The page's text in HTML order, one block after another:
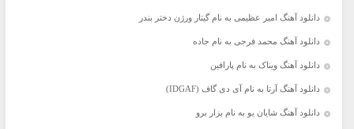
دانلود آهنگ امیر عظیمی به نام گیتار ورژن دختر بندر
دانلود آهنگ محمد فرجی به نام جاده
دانلود آهنگ ویناک به نام پارافین
دانلود آهنگ آرتا به نام آی دی گاف (IDGAF)
دانلود آهنگ شایان یو به نام بزار برو